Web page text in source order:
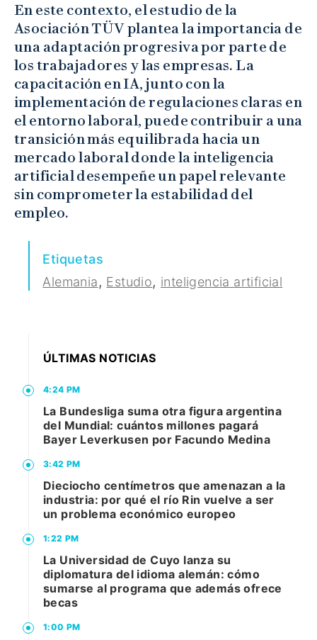
En este contexto, el estudio de la
Asociación TÜV plantea la importancia de
una adaptación progresiva por parte de
los trabajadores y las empresas. La
capacitación en IA, junto con la
implementación de regulaciones claras en
el entorno laboral, puede contribuir a una
transición más equilibrada hacia un
mercado laboral donde la inteligencia
artificial desempeñe un papel relevante
sin comprometer la estabilidad del
empleo.
Etiquetas
Alemania, Estudio, inteligencia artificial
ÚLTIMAS NOTICIAS
4:24 PM
La Bundesliga suma otra figura argentina
del Mundial: cuántos millones pagará
Bayer Leverkusen por Facundo Medina
3:42 PM
Dieciocho centímetros que amenazan a la
industria: por qué el río Rin vuelve a ser
un problema económico europeo
1:22 PM
La Universidad de Cuyo lanza su
diplomatura del idioma alemán: cómo
sumarse al programa que además ofrece
becas
1:00 PM